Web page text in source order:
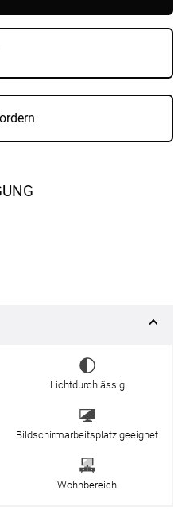
Lichtdurchlässig
Bildschirmarbeitsplatz geeignet
Wohnbereich